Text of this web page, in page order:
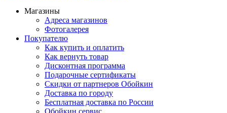
Магазины
Адреса магазинов
Фотогалерея
Покупателю
Как купить и оплатить
Как вернуть товар
Дисконтная программа
Подарочные сертификаты
Скидки от партнеров Обойкин
Доставка по городу
Бесплатная доставка по России